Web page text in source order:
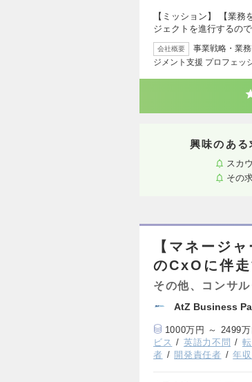
【ミッション】 【業
ジェクトを進行するの
会社概要
事業戦略・業
ジメント支援 プロフェッ
興味のあ
スカ
その
【マネージ
のCxOに伴
その他、コンサ
AtZ Business
1000万円 ～ 2499万
ビス
英語力不問
者
開発責任者 年